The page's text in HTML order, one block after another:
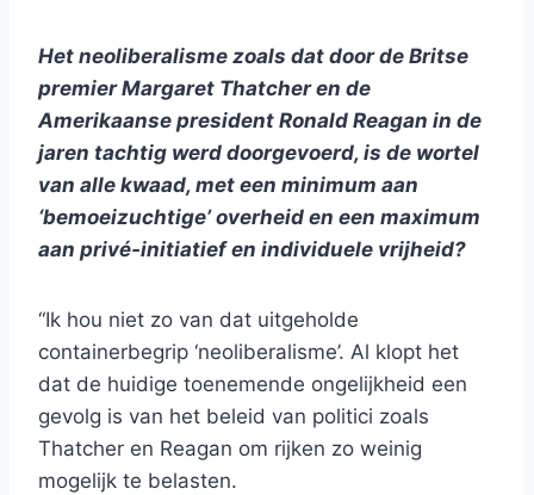
Het neoliberalisme zoals dat door de Britse
premier Margaret Thatcher en de
Amerikaanse president Ronald Reagan in de
jaren tachtig werd doorgevoerd, is de wortel
van alle kwaad, met een minimum aan
‘bemoeizuchtige’ overheid en een maximum
aan privé-initiatief en individuele vrijheid?
“Ik hou niet zo van dat uitgeholde
containerbegrip ‘neoliberalisme’. Al klopt het
dat de huidige toenemende ongelijkheid een
gevolg is van het beleid van politici zoals
Thatcher en Reagan om rijken zo weinig
mogelijk te belasten.